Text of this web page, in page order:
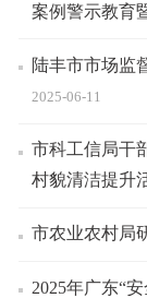
案例警示教育
陆丰市市场监
2025-06-11
市科工信局干
村貌清洁提升
市农业农村局
2025年广东“